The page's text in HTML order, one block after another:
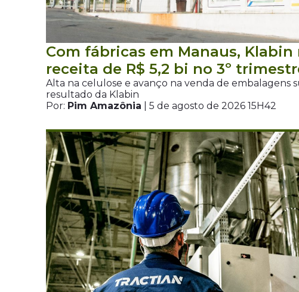
Com fábricas em Manaus, Klabin
receita de R$ 5,2 bi no 3º
Alta na celulose e avanço na venda de embalagens
resultado da Klabin
Por: Pim Amazônia | 5 de agosto de 2026 15H42